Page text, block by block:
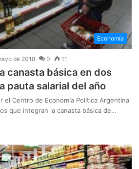
Economía
de 2018 0 11
canasta básica en dos
pauta salarial del año
el Centro de Economía Política Argentina
que integran la canasta básica de…